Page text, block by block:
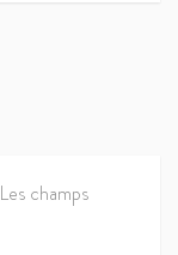
Les champs